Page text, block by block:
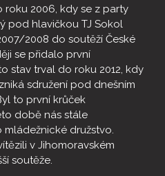
2006, kdy se z party
pod hlavičkou TJ Sokol
2008 do soutěží České
se přidalo první
stav trval do roku 2012, kdy
sdružení pod dnešním
to první krůček
době nás stále
družstvo.
v Jihomoravském
soutěže.